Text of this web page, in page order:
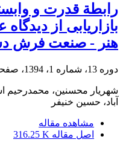
رابطة قدرت و
بازاریابی از
هنر - صنعت فرش
دوره 13، شماره 1، 1394، صفحه
شهریار محسنین، محمدرحیم
آباد، حسین خنیفر
مشاهده مقاله
اصل مقاله 316.25 K